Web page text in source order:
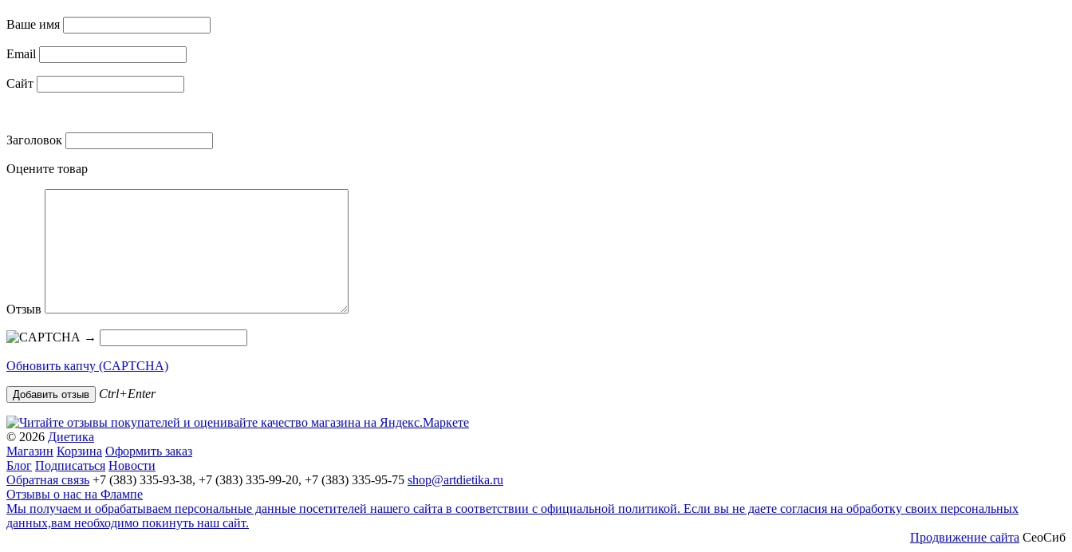
Ваше имя
Email
Сайт
Заголовок
Оцените товар
Отзыв
→
Обновить капчу (CAPTCHA)
Ctrl+Enter
© 2026 Диетика
Магазин Корзина Оформить заказ
Блог Подписаться Новости
Обратная связь +7 (383) 335-93-38, +7 (383) 335-99-20, +7 (383) 335-95-75 shop@artdietika.ru
Отзывы о нас на Флампе
Мы получаем и обрабатываем персональные данные посетителей нашего сайта в соответствии с официальной политикой. Если вы не даете согласия на обработку своих персональных
данных,вам необходимо покинуть наш сайт.
Продвижение сайта СеоСиб